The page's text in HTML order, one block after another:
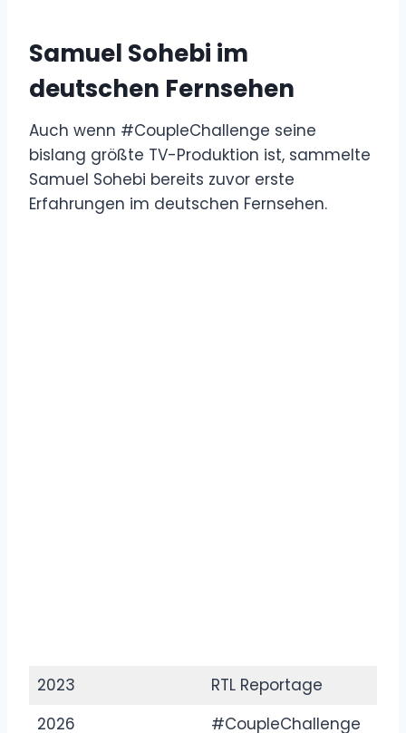
Samuel Sohebi im
deutschen Fernsehen
Auch wenn #CoupleChallenge seine
bislang größte TV-Produktion ist, sammelte
Samuel Sohebi bereits zuvor erste
Erfahrungen im deutschen Fernsehen.
2023
RTL Reportage
2026
#CoupleChallenge